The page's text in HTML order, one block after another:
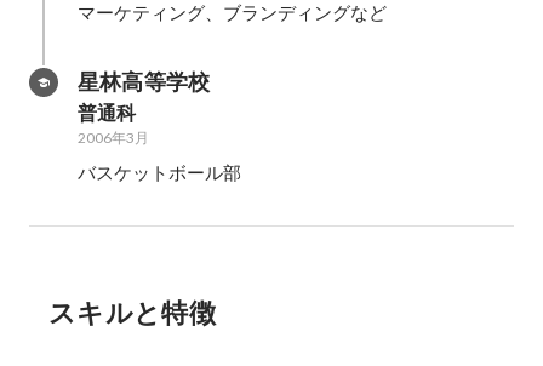
マーケティング、ブランディングなど
星林高等学校
普通科
2006年3月
バスケットボール部
スキルと特徴